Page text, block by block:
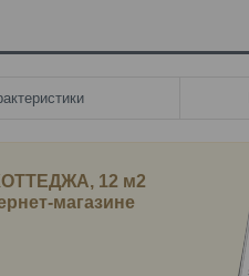
12 м2
магазине